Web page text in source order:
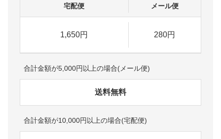
宅配便 メール便
1,650円 280円
合計金額が5,000円以上の場合(メール便)
送料無料
合計金額が10,000円以上の場合(宅配便)